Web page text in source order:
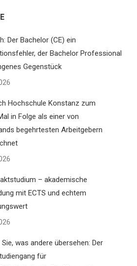
Der Bachelor (CE) ein
der Bachelor Professional
Gegenstück
Hochschule Konstanz zum
in Folge als einer von
begehrtesten Arbeitgebern
– akademische
mit ECTS und echtem
Sie, was andere übersehen: Der
für